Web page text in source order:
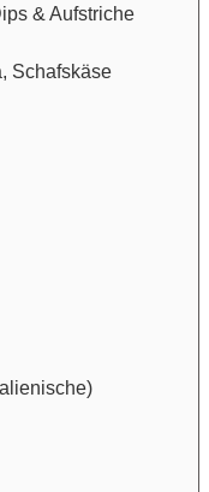
& Aufstriche
Schafskäse